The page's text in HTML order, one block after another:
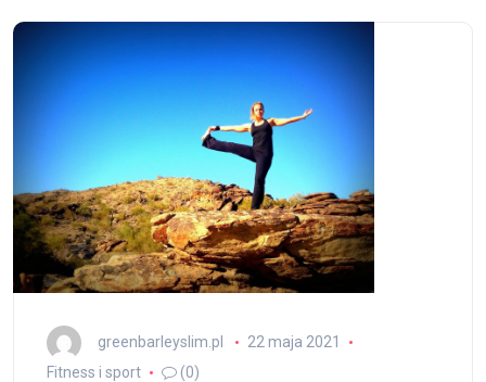
greenbarleyslim.pl
22 maja 2021
Fitness i sport
(0)